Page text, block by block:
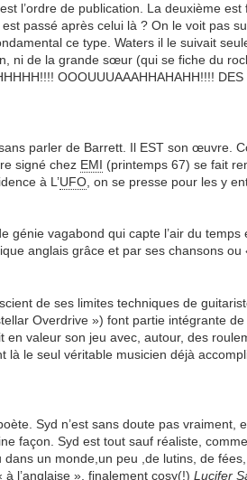
l’ordre de publication. La deuxième
passé après celui là ? On le voit pas
ce type. Waters il le suivait
ni de la grande sœur (qui se fiche du
OOOUUUAAAHHAHAHH!!!! DES
parler de Barrett. Il EST son œuvre.
signé chez EMI (printemps 67) se fait
à L’UFO , on se presse pour les y
génie vagabond qui capte l’air du
anglais grâce et par ses chansons
de ses limites techniques de
Overdrive ») font partie intégrante
en valeur son jeu avec, autour, des
là le seul véritable musicien déjà
Syd n’est sans doute pas vraiment,
façon. Syd est tout sauf réaliste,
un monde,un peu ,de lutins, de
l’anglaise », finalement cosy(!) Lucifer